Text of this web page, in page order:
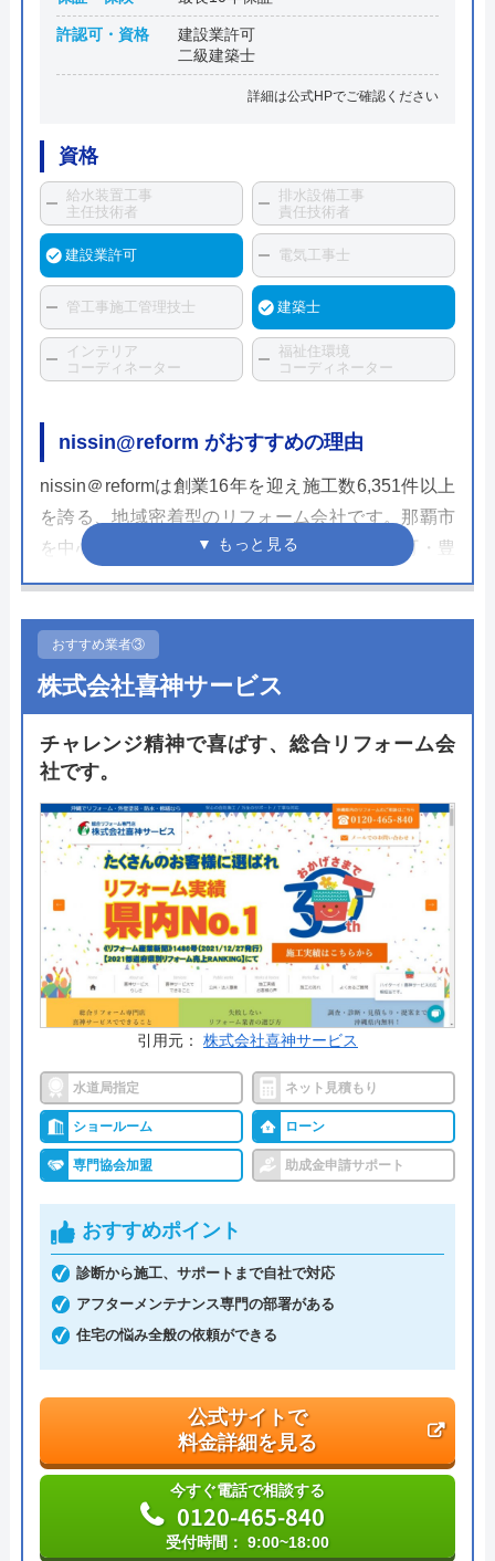
許認可・資格
建設業許可
二級建築士
詳細は公式HPでご確認ください
資格
給水装置工事
主任技術者
排水設備工事
責任技術者
建設業許可 電気工事士
管工事施工管理技士 建築士
インテリア
コーディネーター
福祉住環境
コーディネーター
nissin@reform がおすすめの理由
nissin＠reformは創業16年を迎え施工数6,351件以上
を誇る、地域密着型のリフォーム会社です。那覇市
を中心に浦添市・西原町・南風原町・与那原町・豊
見城市・南城市・八重瀬町・糸満市を対象エリアと
また、自社でショールームを構えており、常時7台
のトイレを展示しており、TOTOやLIXIL、
Panasonicやタカラスタンダード等国内主要メーカ
ーのトイレを比較しながら見ることができますし、
疑問点や不安点をスタッフに相談することもできま
また、作成してくれる見積もりは非常にわかりやす
く、トイレ本体の価格はもちろん、施工費用や材料
費、人件費などもしっかりと明記してくれるため、
まずは気軽に見積もり依頼をしてみてはいかがでし
ょうか。
公式サイトで
今すぐ電話で相談する
0120-24-3583
受付時間： ―
nissin@reform の基本情報
運営会社 株式会社ニッシンあっとリフォ―ム
代表者 前當保
創業・設立 平成21年2月10日設立
〒902-0073
沖縄県那覇市字上間197-2
おすすめ業者③
株式会社喜神サービス
チャレンジ精神で喜ばす、総合リフォーム会
社です。
引用元： 株式会社喜神サービス
水道局指定 ネット見積もり
ショールーム ローン
専門協会加盟 助成金申請サポート
おすすめポイント
診断から施工、サポートまで自社で対応
アフターメンテナンス専門の部署がある
住宅の悩み全般の依頼ができる
公式サイトで
料金詳細を見る
今すぐ電話で相談する
0120-465-840
受付時間： 9:00~18:00